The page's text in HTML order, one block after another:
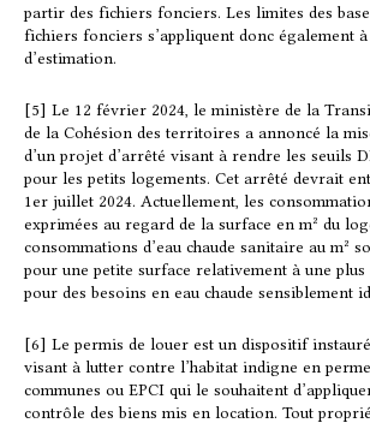
partir des fichiers fonciers. Les limites des
fichiers fonciers s’appliquent donc également
d’estimation.
[5] Le 12 février 2024, le ministère de la
de la Cohésion des territoires a annoncé la
d’un projet d’arrêté visant à rendre les seuils
pour les petits logements. Cet arrêté devrait
1er juillet 2024. Actuellement, les
exprimées au regard de la surface en m² du
consommations d’eau chaude sanitaire au m²
pour une petite surface relativement à une plus
pour des besoins en eau chaude sensiblement
[6] Le permis de louer est un dispositif
visant à lutter contre l’habitat indigne en
communes ou EPCI qui le souhaitent
contrôle des biens mis en location. Tout